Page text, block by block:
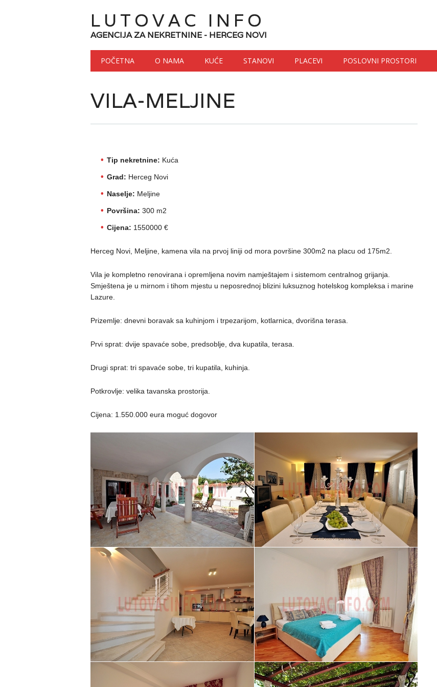
LUTOVAC INFO
AGENCIJA ZA NEKRETNINE - HERCEG NOVI
Main menu
Skip to content
POČETNA O NAMA KUĆE STANOVI PLACEVI POSLOVNI PROSTORI
VILA-MELJINE
Tip nekretnine: Kuća
Grad: Herceg Novi
Naselje: Meljine
Površina: 300 m2
Cijena: 1550000 €
Herceg Novi, Meljine, kamena vila na prvoj liniji od mora površine 300m2 na placu od 175m2.
Vila je kompletno renovirana i opremljena novim namještajem i sistemom centralnog grijanja.
Smještena je u mirnom i tihom mjestu u neposrednoj blizini luksuznog hotelskog kompleksa i marine
Lazure.
Prizemlje: dnevni boravak sa kuhinjom i trpezarijom, kotlarnica, dvorišna terasa.
Prvi sprat: dvije spavaće sobe, predsoblje, dva kupatila, terasa.
Drugi sprat: tri spavaće sobe, tri kupatila, kuhinja.
Potkrovlje: velika tavanska prostorija.
Cijena: 1.550.000 eura moguć dogovor